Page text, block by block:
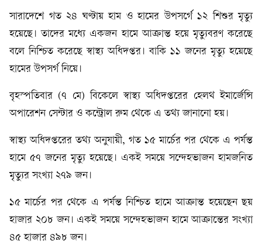
সারাদেশে গত ২৪ ঘণ্টায় হাম ও হামের উপসর্গে ১২ শিশুর মৃত্যু
হয়েছে। তাদের মধ্যে একজন হামে আক্রান্ত হয়ে মৃত্যুবরণ করেছে
বলে নিশ্চিত করেছে স্বাস্থ্য অধিদপ্তর। বাকি ১১ জনের মৃত্যু হয়েছে
হামের উপসর্গ নিয়ে।
বৃহস্পতিবার (৭ মে) বিকেলে স্বাস্থ্য অধিদপ্তরের হেলথ ইমার্জেন্সি
অপারেশন সেন্টার ও কন্ট্রোল রুম থেকে এ তথ্য জানানো হয়।
স্বাস্থ্য অধিদপ্তরের তথ্য অনুযায়ী, গত ১৫ মার্চের পর থেকে এ পর্যন্ত
হামে ৫৭ জনের মৃত্যু হয়েছে। একই সময়ে সন্দেহভাজন হামজনিত
মৃত্যুর সংখ্যা ২৭৯ জন।
১৫ মার্চের পর থেকে এ পর্যন্ত নিশ্চিত হামে আক্রান্ত হয়েছেন ছয়
হাজার ২০৮ জন। একই সময়ে সন্দেহভাজন হামে আক্রান্তের সংখ্যা
৪৫ হাজার ৪৯৮ জন।